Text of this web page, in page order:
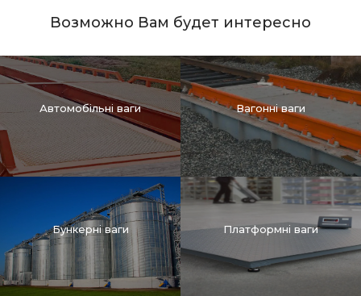
Возможно Вам будет интересно
Автомобільні ваги Вагонні ваги
Бункерні ваги Платформні ваги